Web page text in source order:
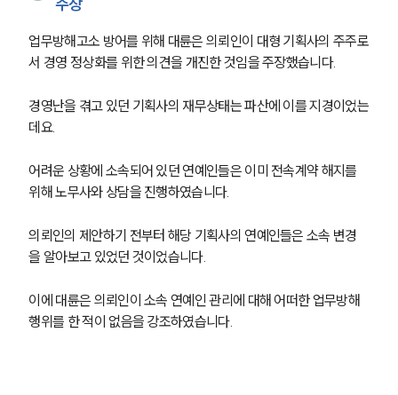
업무방해고소 방어를 위해 대륜은 의뢰인이 대형 기획사의 주주로
서 경영 정상화를 위한 의견을 개진한 것임을 주장했습니다.
경영난을 겪고 있던 기획사의 재무상태는 파산에 이를 지경이었는
데요.
어려운 상황에 소속되어 있던 연예인들은 이미 전속계약 해지를
위해 노무사와 상담을 진행하였습니다.
의뢰인의 제안하기 전부터 해당 기획사의 연예인들은 소속 변경
을 알아보고 있었던 것이었습니다.
이에 대륜은 의뢰인이 소속 연예인 관리에 대해 어떠한 업무방해
행위를 한 적이 없음을 강조하였습니다.